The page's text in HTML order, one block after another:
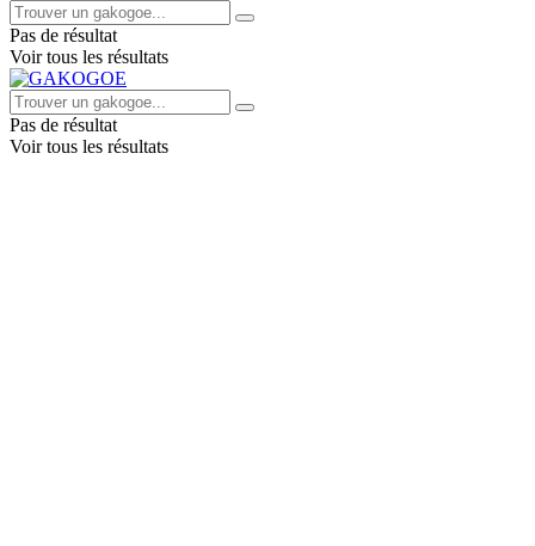
Pas de résultat
Voir tous les résultats
Pas de résultat
Voir tous les résultats